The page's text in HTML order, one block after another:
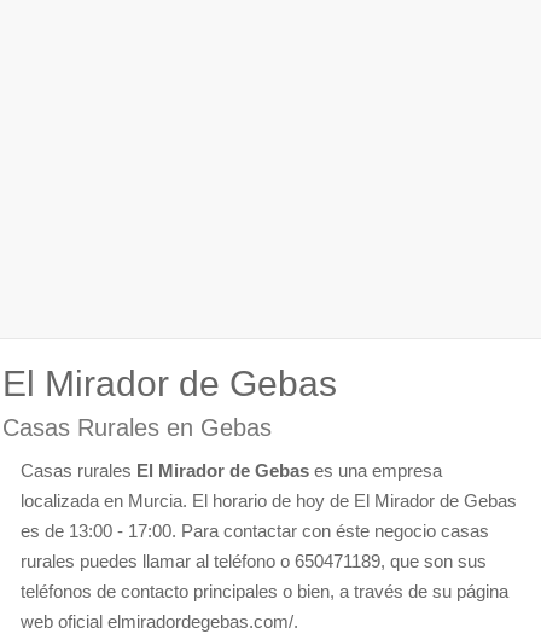
El Mirador de Gebas
Casas Rurales en Gebas
Casas rurales El Mirador de Gebas es una empresa
localizada en Murcia. El horario de hoy de El Mirador de Gebas
es de 13:00 - 17:00. Para contactar con éste negocio casas
rurales puedes llamar al teléfono o 650471189, que son sus
teléfonos de contacto principales o bien, a través de su página
web oficial elmiradordegebas.com/.